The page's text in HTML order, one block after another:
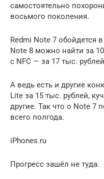
самостоятельно
восьмого поколения.
Redmi Note 7 обойдется
Note 8 можно найти за
с NFC — за 17 тыс. рублей
А ведь есть и другие
Lite за 15 тыс. рублей,
другие. Так что о Note 7
всего полгода.
iPhones.ru
Прогресс зашёл не туда.